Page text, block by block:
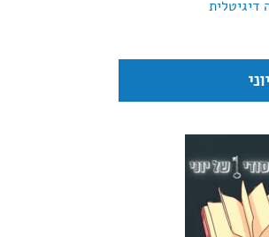
דיגיטלית